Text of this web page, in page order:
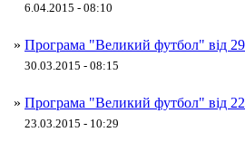
6.04.2015 - 08:10
» Програма "Великий футбол" від
30.03.2015 - 08:15
» Програма "Великий футбол" від
23.03.2015 - 10:29